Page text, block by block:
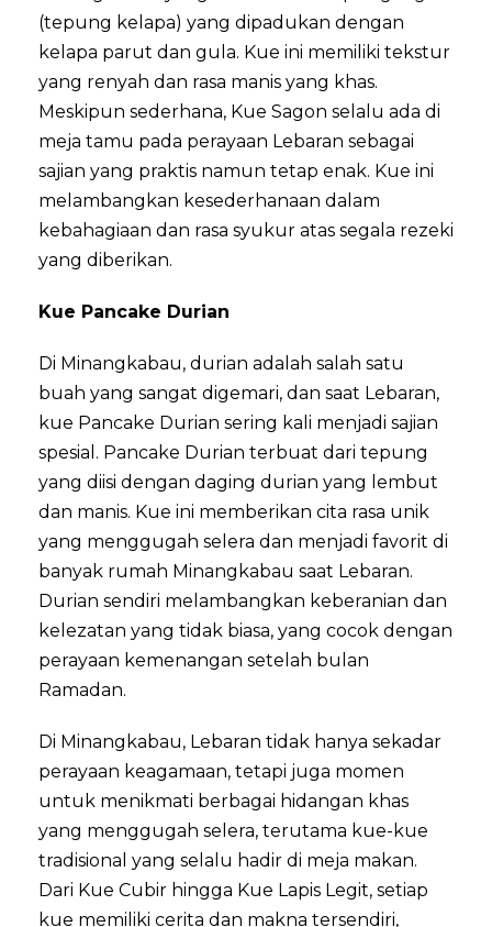
(tepung kelapa) yang dipadukan dengan
kelapa parut dan gula. Kue ini memiliki tekstur
yang renyah dan rasa manis yang khas.
Meskipun sederhana, Kue Sagon selalu ada di
meja tamu pada perayaan Lebaran sebagai
sajian yang praktis namun tetap enak. Kue ini
melambangkan kesederhanaan dalam
kebahagiaan dan rasa syukur atas segala rezeki
yang diberikan.
Kue Pancake Durian
Di Minangkabau, durian adalah salah satu
buah yang sangat digemari, dan saat Lebaran,
kue Pancake Durian sering kali menjadi sajian
spesial. Pancake Durian terbuat dari tepung
yang diisi dengan daging durian yang lembut
dan manis. Kue ini memberikan cita rasa unik
yang menggugah selera dan menjadi favorit di
banyak rumah Minangkabau saat Lebaran.
Durian sendiri melambangkan keberanian dan
kelezatan yang tidak biasa, yang cocok dengan
perayaan kemenangan setelah bulan
Ramadan.
Di Minangkabau, Lebaran tidak hanya sekadar
perayaan keagamaan, tetapi juga momen
untuk menikmati berbagai hidangan khas
yang menggugah selera, terutama kue-kue
tradisional yang selalu hadir di meja makan.
Dari Kue Cubir hingga Kue Lapis Legit, setiap
kue memiliki cerita dan makna tersendiri,